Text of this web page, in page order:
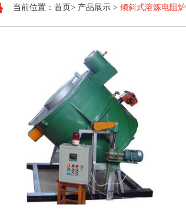
当前位置：首页> 产品展示 > 倾斜式溶炼电阻炉